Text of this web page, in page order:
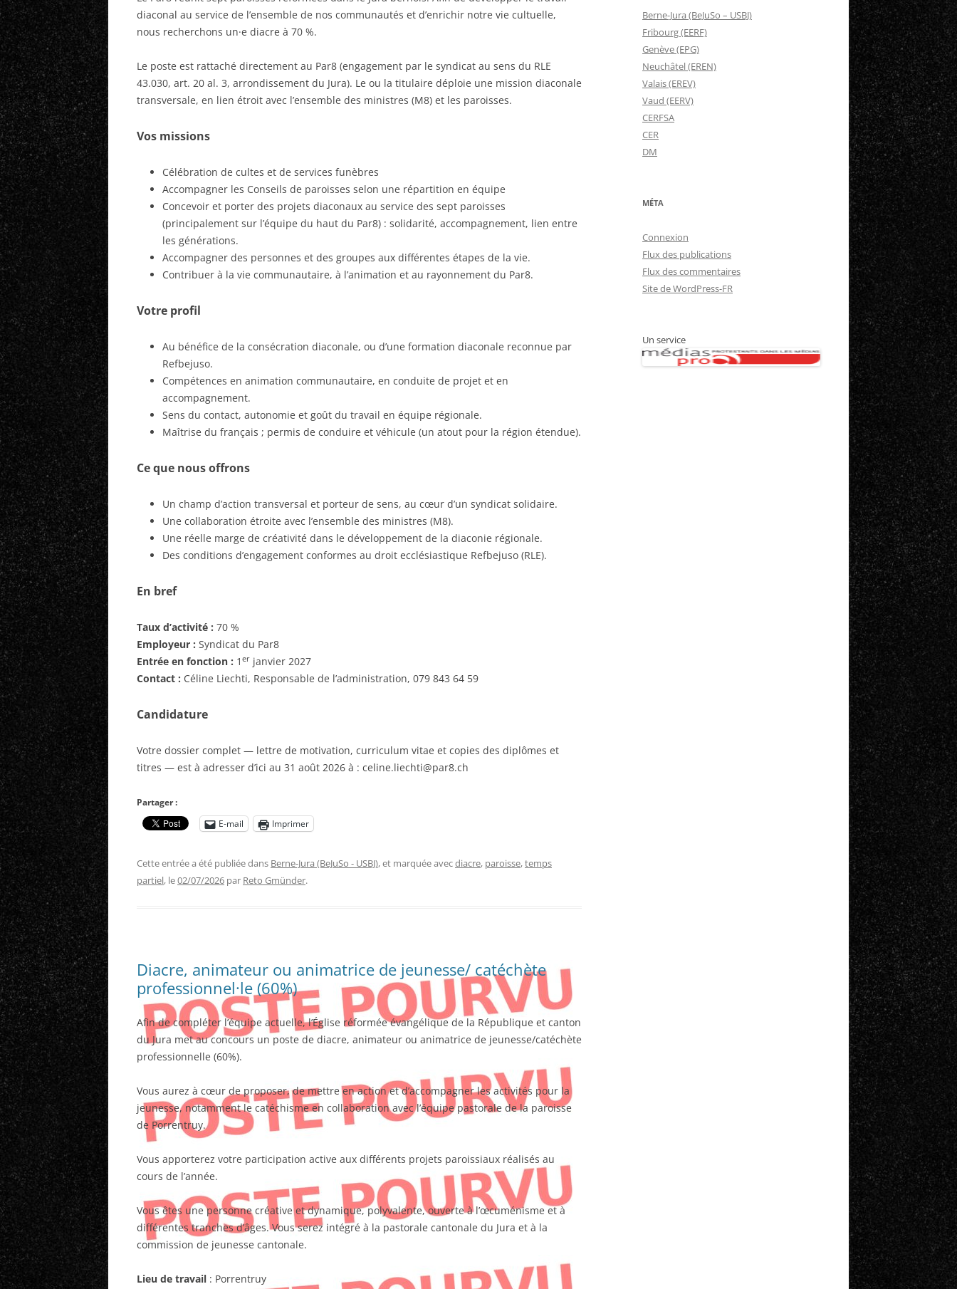
diaconal au service de l’ensemble de nos communautés et d’enrichir notre vie cultuelle,
nous recherchons un·e diacre à 70 %.
Le poste est rattaché directement au Par8 (engagement par le syndicat au sens du RLE
43.030, art. 20 al. 3, arrondissement du Jura). Le ou la titulaire déploie une mission diaconale
transversale, en lien étroit avec l’ensemble des ministres (M8) et les paroisses.
Vos missions
Célébration de cultes et de services funèbres
Accompagner les Conseils de paroisses selon une répartition en équipe
Concevoir et porter des projets diaconaux au service des sept paroisses
(principalement sur l’équipe du haut du Par8) : solidarité, accompagnement, lien entre
les générations.
Accompagner des personnes et des groupes aux différentes étapes de la vie.
Contribuer à la vie communautaire, à l’animation et au rayonnement du Par8.
Votre profil
Au bénéfice de la consécration diaconale, ou d’une formation diaconale reconnue par
Refbejuso.
Compétences en animation communautaire, en conduite de projet et en
accompagnement.
Sens du contact, autonomie et goût du travail en équipe régionale.
Maîtrise du français ; permis de conduire et véhicule (un atout pour la région étendue).
Ce que nous offrons
Un champ d’action transversal et porteur de sens, au cœur d’un syndicat solidaire.
Une collaboration étroite avec l’ensemble des ministres (M8).
Une réelle marge de créativité dans le développement de la diaconie régionale.
Des conditions d’engagement conformes au droit ecclésiastique Refbejuso (RLE).
En bref
Taux d’activité : 70 %
Employeur : Syndicat du Par8
Entrée en fonction : 1 er janvier 2027
Contact : Céline Liechti, Responsable de l’administration, 079 843 64 59
Candidature
Votre dossier complet — lettre de motivation, curriculum vitae et copies des diplômes et
titres — est à adresser d’ici au 31 août 2026 à : celine.liechti@par8.ch
Partager :
E-mail
Imprimer
Cette entrée a été publiée dans Berne-Jura (BeJuSo - USBJ), et marquée avecdiacre, paroisse,temps
partiel, le02/07/2026 par Reto Gmünder.
Diacre, animateur ou animatrice de jeunesse/ catéchète
professionnel·le (60%)
Afin de compléter l’équipe actuelle, l’Église réformée évangélique de la République et canton
du Jura met au concours un poste de diacre, animateur ou animatrice de jeunesse/catéchète
professionnelle (60%).
Vous aurez à cœur de proposer, de mettre en action et d’accompagner les activités pour la
jeunesse, notamment le catéchisme en collaboration avec l’équipe pastorale de la paroisse
de Porrentruy.
Vous apporterez votre participation active aux différents projets paroissiaux réalisés au
cours de l’année.
Vous êtes une personne créative et dynamique, polyvalente, ouverte à l’œcuménisme et à
différentes tranches d’âges. Vous serez intégré à la pastorale cantonale du Jura et à la
commission de jeunesse cantonale.
Lieu de travail : Porrentruy
Berne-Jura (BeJuSo – USBJ)
Fribourg (EERF)
Genève (EPG)
Neuchâtel (EREN)
Valais (EREV)
Vaud (EERV)
CERFSA
CER
DM
MÉTA
Connexion
Flux des publications
Flux des commentaires
Site de WordPress-FR
Un service